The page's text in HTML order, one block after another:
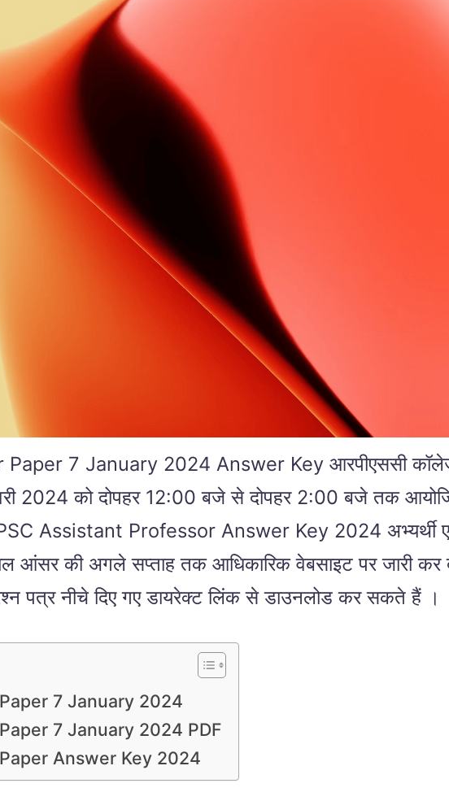
7 January 2024 Answer Key आरपीएससी
2024 को दोपहर 12:00 बजे से दोपहर 2:00 बजे तक
Assistant Professor Answer Key 2024 अभ्यर्थी
आंसर की अगले सप्ताह तक आधिकारिक वेबसाइट पर जारी कर
पत्र नीचे दिए गए डायरेक्ट लिंक से डाउनलोड कर सकते हैं ।
7 January 2024
7 January 2024 PDF
Answer Key 2024